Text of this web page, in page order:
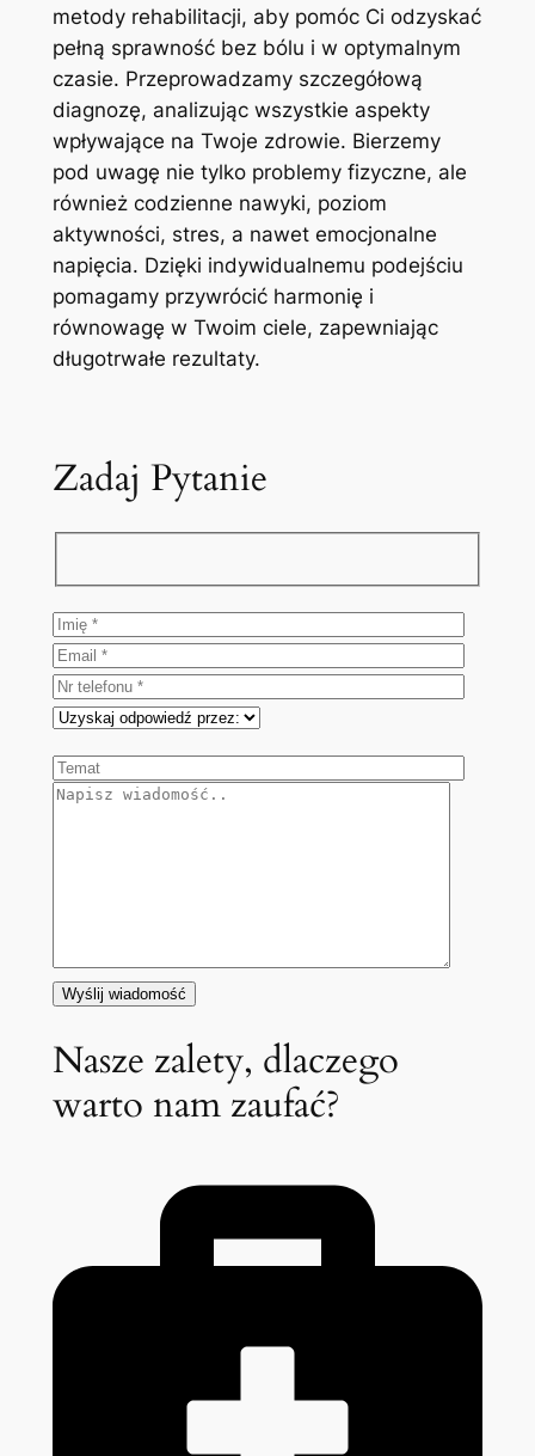
metody rehabilitacji, aby pomóc Ci odzyskać
pełną sprawność bez bólu i w optymalnym
czasie. Przeprowadzamy szczegółową
diagnozę, analizując wszystkie aspekty
wpływające na Twoje zdrowie. Bierzemy
pod uwagę nie tylko problemy fizyczne, ale
również codzienne nawyki, poziom
aktywności, stres, a nawet emocjonalne
napięcia. Dzięki indywidualnemu podejściu
pomagamy przywrócić harmonię i
równowagę w Twoim ciele, zapewniając
długotrwałe rezultaty.
Zadaj Pytanie
Nasze zalety, dlaczego
warto nam zaufać?